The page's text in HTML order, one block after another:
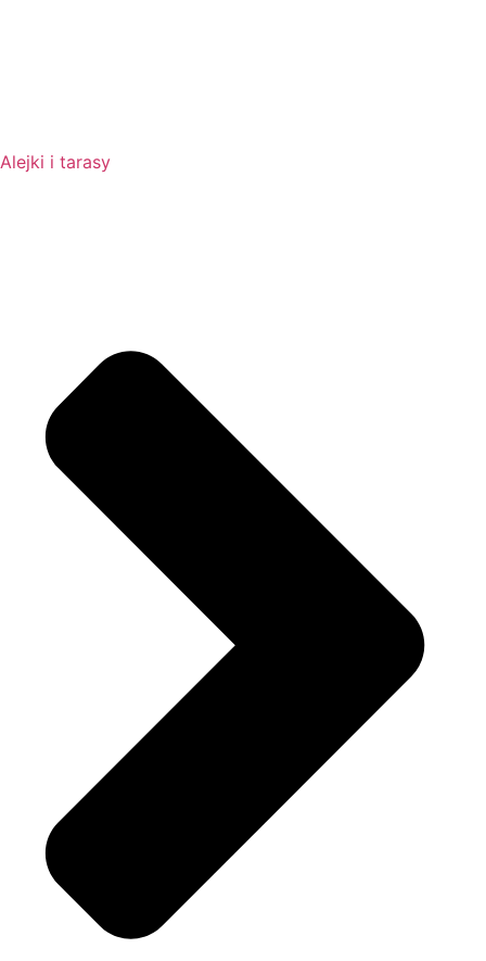
Alejki i tarasy